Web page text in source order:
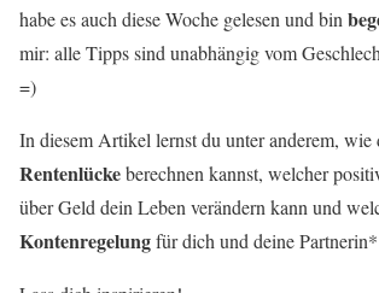
habe es auch diese Woche gelesen und bin
mir: alle Tipps sind unabhängig vom
=)
In diesem Artikel lernst du unter anderem, wie
Rentenlückeberechnen kannst, welcher
über Geld dein Leben verändern kann und
Kontenregelungfür dich und deine